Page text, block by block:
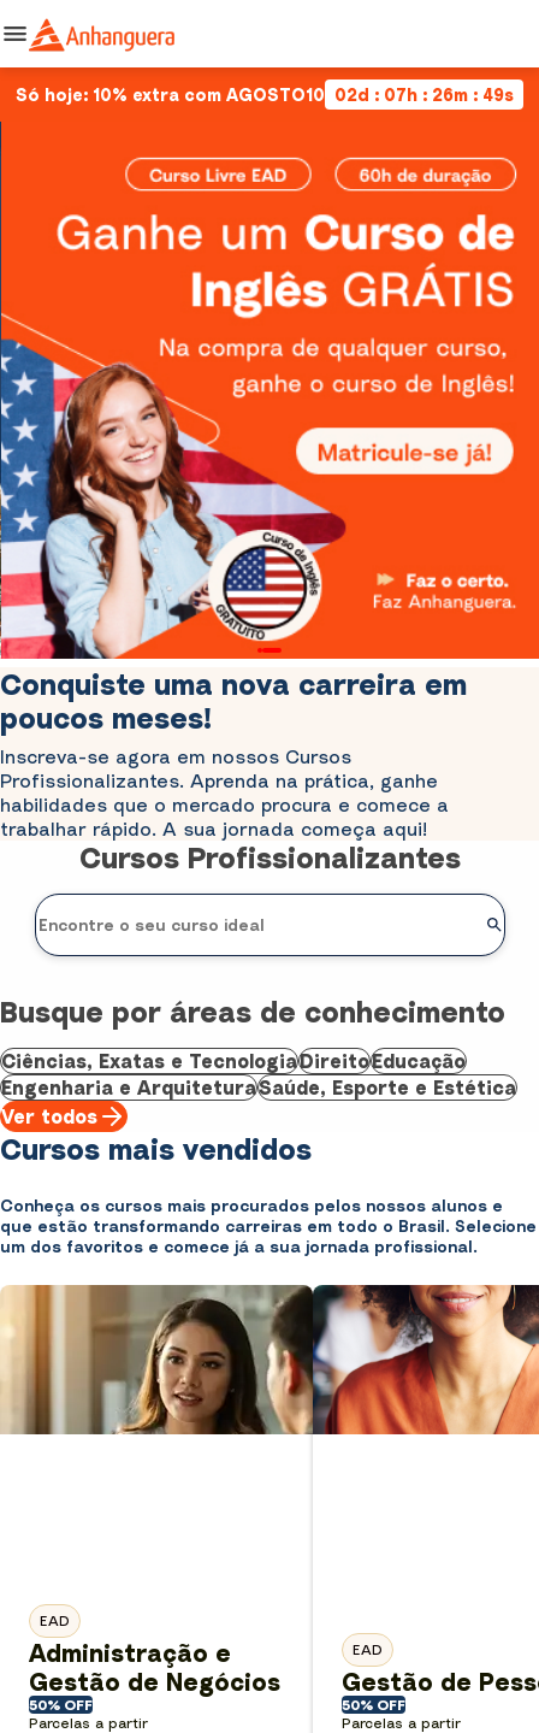
Só hoje: 10% extra com AGOSTO10 02d : 07h : 26m : 49s
Conquiste uma nova carreira em
poucos meses!
Inscreva-se agora em nossos Cursos
Profissionalizantes. Aprenda na prática, ganhe
habilidades que o mercado procura e comece a
trabalhar rápido. A sua jornada começa aqui!
Cursos Profissionalizantes
Busque por áreas de conhecimento
Ciências, Exatas e TecnologiaDireitoEducação
Engenharia e ArquiteturaSaúde, Esporte e Estética
Ver todos
Cursos mais vendidos
Conheça os cursos mais procurados pelos nossos alunos e
que estão transformando carreiras em todo o Brasil. Selecione
um dos favoritos e comece já a sua jornada profissional.
EAD
Administração e
Gestão de Negócios
50% OFF
Parcelas a partir
EAD
Gestão de
50% OFF
Parcelas a partir